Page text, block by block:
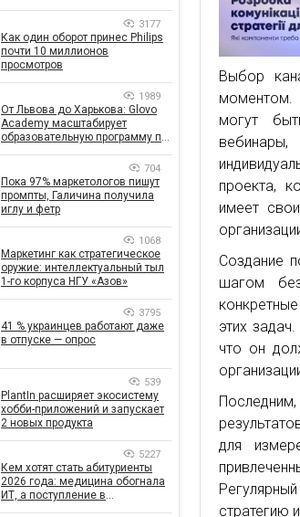
Выбор
могут
проекта,
имеет
Создание
шагом
этих
что он
для
стратегию
3177
Как один оборот принес Philips
почти 10 миллионов
просмотров
1989
От Львова до Харькова: Glovo
Academy масштабирует
образовательную программу по
704
Пока 97% маркетологов пишут
промпты, Галичина получила
иглу и фетр
1068
Маркетинг как стратегическое
оружие: интеллектуальный тыл
1-го корпуса НГУ «Азов»
3795
41 % украинцев работают даже
в отпуске — опрос
539
PlantIn расширяет экосистему
хобби-приложений и запускает
2 новых продукта
5227
Кем хотят стать абитуриенты
2026 года: медицина обогнала
ИТ, а поступление в